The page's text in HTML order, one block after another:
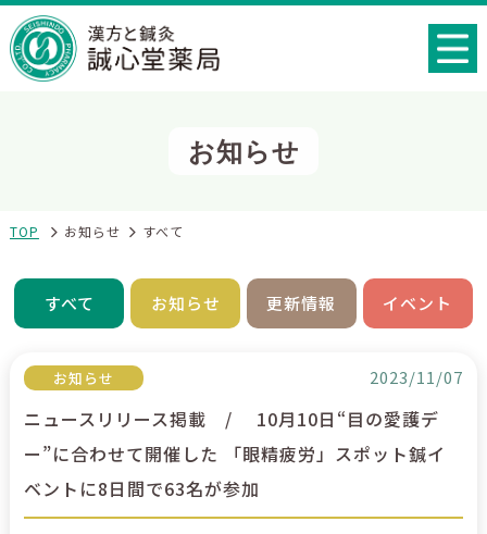
お知らせ
TOP お知らせ すべて
すべて お知らせ 更新情報 イベント
お知らせ 2023/11/07
ニュースリリース掲載 / 10月10日“目の愛護デ
ー”に合わせて開催した 「眼精疲労」スポット鍼イ
ベントに8日間で63名が参加